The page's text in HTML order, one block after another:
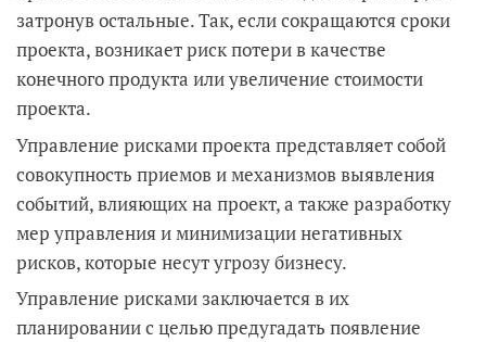
затронув остальные. Так, если сокращаются сроки
проекта, возникает риск потери в качестве
конечного продукта или увеличение стоимости
проекта.
Управление рисками проекта представляет собой
совокупность приемов и механизмов выявления
событий, влияющих на проект, а также разработку
мер управления и минимизации негативных
рисков, которые несут угрозу бизнесу.
Управление рисками заключается в их
планировании с целью предугадать появление